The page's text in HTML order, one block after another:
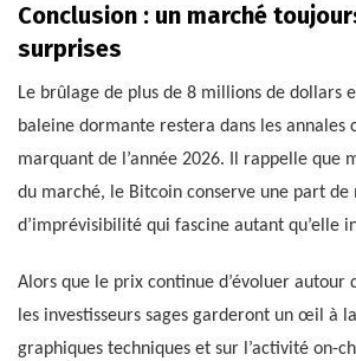
Conclusion : un marché
surprises
Le brûlage de plus de 8 millions de dollars
baleine dormante restera dans les annales
marquant de l’année 2026. Il rappelle que
du marché, le Bitcoin conserve une part de
d’imprévisibilité qui fascine autant qu’elle
Alors que le prix continue d’évoluer autour
les investisseurs sages garderont un œil à
graphiques techniques et sur l’activité on-